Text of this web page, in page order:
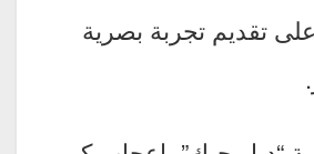
تقديم تجربة بصرية